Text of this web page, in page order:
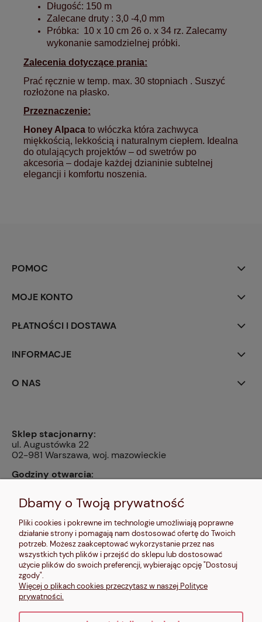
Długość: 150 m
Zalecane druty : 3,0 -4,0 mm
Próbka: 10 x 10 cm 26 o. x 34 rz. Zalecamy
wykonanie samodzielnej próbki.
Zalecenia dotyczące prania:
Prać ręcznie w temp. max. 30 stopniach . Suszyć
rozłożone na płasko.
Przeznaczenie:
Honey Alpaca to włóczka która zachwyca
miękkością, lekkością i naturalnym ciepłem. Idealna
do otulających projektów – od swetrów po
akcesoria – dodaje każdej dzianinie subtelnej
elegancji i komfortu noszenia.
POMOC
MOJE KONTO
PŁATNOŚCI I DOSTAWA
INFORMACJE
O NAS
Sklep stacjonarny:
ul. Augustówka 22
02-981 Warszawa, woj. mazowieckie
Godziny otwarcia:
13:00, nd: nieczynne
604 680 566,
kontakt@makalele.pl;makalele@poczta.fm
Adres rejestrowy:
ul. Bartycka 63A/32
00-716 Warszawa
NIP: 6621635689
Dbamy o Twoją prywatność
Pliki cookies i pokrewne im technologie umożliwiają poprawne
działanie strony i pomagają nam dostosować ofertę do Twoich
potrzeb. Możesz zaakceptować wykorzystanie przez nas
wszystkich tych plików i przejść do sklepu lub dostosować
użycie plików do swoich preferencji, wybierając opcję "Dostosuj
zgody".
Więcej o plikach cookies przeczytasz w naszej Polityce
prywatności.